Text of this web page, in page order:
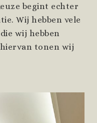
begint echter
Wij hebben vele
wij hebben
tonen wij